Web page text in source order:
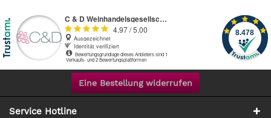
Eine Bestellung widerrufen
Service Hotline